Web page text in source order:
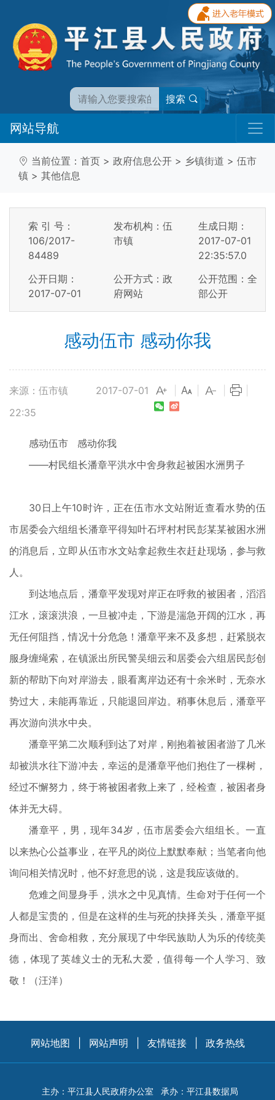
搜索
网站导航
当前位置： 首页 > 政府信息公开 > 乡镇街道 > 伍市
镇 > 其他信息
索 引 号：
106/2017-
84489
发布机构：伍
市镇
生成日期：
2017-07-01
22:35:57.0
公开日期：
2017-07-01
公开方式：政
府网站
公开范围：全
部公开
感动伍市 感动你我
来源：伍市镇
2017-07-01
22:35
感动伍市 感动你我
——村民组长潘章平洪水中舍身救起被困水洲男子
30日上午10时许，正在伍市水文站附近查看水势的伍
市居委会六组组长潘章平得知叶石坪村村民彭某某被困水洲
的消息后，立即从伍市水文站拿起救生衣赶赴现场，参与救
人。
到达地点后，潘章平发现对岸正在呼救的被困者，滔滔
江水，滚滚洪浪，一旦被冲走，下游是湍急开阔的江水，再
无任何阻挡，情况十分危急！潘章平来不及多想，赶紧脱衣
服身缠绳索，在镇派出所民警吴细云和居委会六组居民彭创
新的帮助下向对岸游去，眼看离岸边还有十余米时，无奈水
势过大，未能再靠近，只能退回岸边。稍事休息后，潘章平
再次游向洪水中央。
潘章平第二次顺利到达了对岸，刚抱着被困者游了几米
却被洪水往下游冲去，幸运的是潘章平他们抱住了一棵树，
经过不懈努力，终于将被困者救上来了，经检查，被困者身
体并无大碍。
潘章平，男，现年34岁，伍市居委会六组组长。一直
以来热心公益事业，在平凡的岗位上默默奉献；当笔者向他
询问相关情况时，他不好意思的说，这是我应该做的。
危难之间显身手，洪水之中见真情。生命对于任何一个
人都是宝贵的，但是在这样的生与死的抉择关头，潘章平挺
身而出、舍命相救，充分展现了中华民族助人为乐的传统美
德，体现了英雄义士的无私大爱，值得每一个人学习、致
敬！（汪洋）
网站地图 网站声明 友情链接 政务热线
主办：平江县人民政府办公室 承办：平江县数据局